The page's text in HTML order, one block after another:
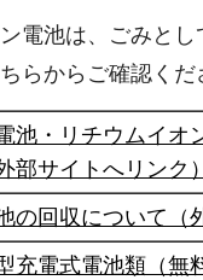
電池は、ごみと
らからご確認くだ
池・リチウムイオ
外部サイトへリンク
の回収について（
充電式電池類（無